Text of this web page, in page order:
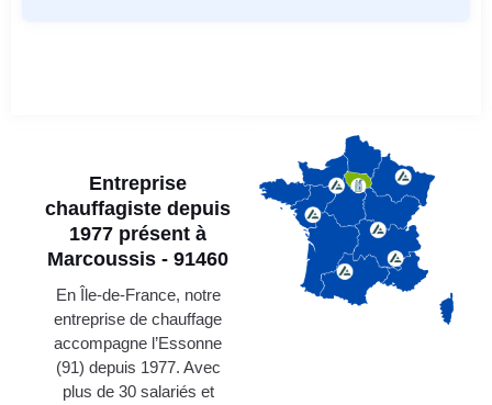
Entreprise
chauffagiste depuis
1977 présent à
Marcoussis - 91460
En Île-de-France, notre
entreprise de chauffage
accompagne l’Essonne
(91) depuis 1977. Avec
plus de 30 salariés et